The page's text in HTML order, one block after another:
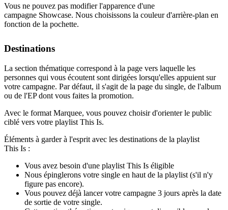
Vous ne pouvez pas modifier l'apparence d'une
campagne Showcase. Nous choisissons la couleur d'arrière-plan en
fonction de la pochette.
Destinations
La section thématique correspond à la page vers laquelle les
personnes qui vous écoutent sont dirigées lorsqu'elles appuient sur
votre campagne. Par défaut, il s'agit de la page du single, de l'album
ou de l'EP dont vous faites la promotion.
Avec le format Marquee, vous pouvez choisir d'orienter le public
ciblé vers votre playlist This Is.
Éléments à garder à l'esprit avec les destinations de la playlist
This Is :
Vous avez besoin d'une playlist This Is éligible
Nous épinglerons votre single en haut de la playlist (s'il n'y
figure pas encore).
Vous pouvez déjà lancer votre campagne 3 jours après la date
de sortie de votre single.